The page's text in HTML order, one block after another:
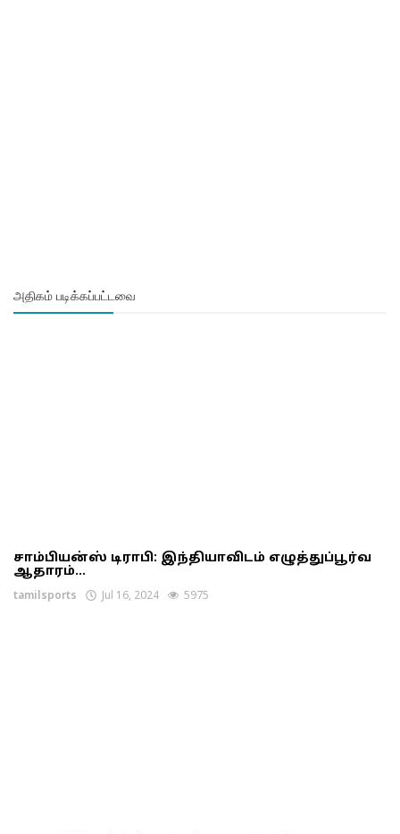
அதிகம் படிக்கப்பட்டவை
சாம்பியன்ஸ் டிராபி: இந்தியாவிடம் எழுத்துப்பூர்வ
ஆதாரம்...
tamilsports Jul 16, 2024 5975